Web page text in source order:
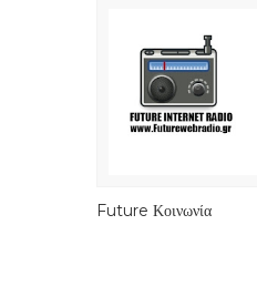
Future Κοινωνία